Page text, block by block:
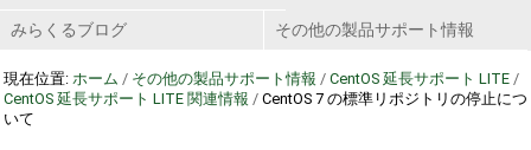
みらくるブログ その他の製品サポート情報
現在位置: ホーム / その他の製品サポート情報 /CentOS 延長サポート LITE /
CentOS 延長サポート LITE 関連情報 /CentOS 7 の標準リポジトリの停止につ
いて